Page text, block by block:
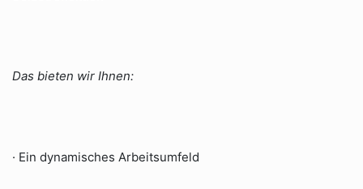
Das bieten wir Ihnen:
· Ein dynamisches Arbeitsumfeld